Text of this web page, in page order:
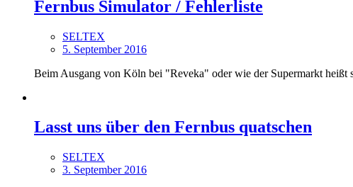
Fernbus Simulator / Fehlerliste
SELTEX
5. September 2016
Beim Ausgang von Köln bei "Reveka" oder wie der Supermarkt heißt
Lasst uns über den Fernbus quatschen
SELTEX
3. September 2016